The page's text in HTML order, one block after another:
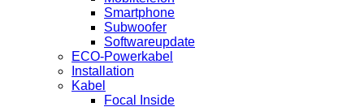
Smartphone
Subwoofer
Softwareupdate
ECO-Powerkabel
Installation
Kabel
Focal Inside